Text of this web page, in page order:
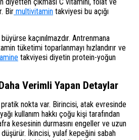
Bir multivitamin takviyesi bu açığı
kaçınılmazdır. Antrenmana
tüketimi toparlanmayı hızlandırır ve
takviyesi diyetin protein-yoğun
Verimli Yapan Detaylar
nokta var. Birincisi, atak evresinde
kullanım hakkı çoğu kişi tarafından
kesesinin durmasını engeller ve uzun
İkincisi, yulaf kepeğini sabah